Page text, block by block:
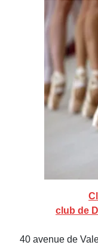
club de
40 avenue de